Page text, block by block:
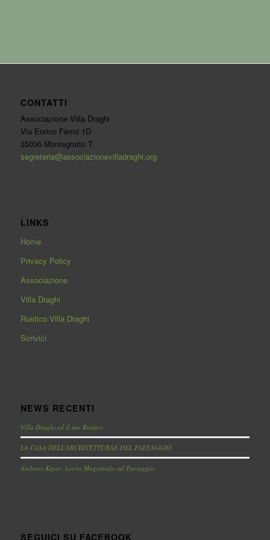
CONTATTI
Associazione Villa Draghi
Via Enrico Fermi 1D
35036 Montegrotto T.
segreteria@associazionevilladraghi.org
LINKS
Home
Privacy Policy
Associazione
Villa Draghi
Rustico Villa Draghi
Scrivici
NEWS RECENTI
Villa Draghi ed il suo Rustico
LA CASA DELL’ARCHITETTURAE DEL PAESAGGIO
Andreas Kipar: Lectio Magistralis sul Paesaggio
SEGUICI SU FACEBOOK